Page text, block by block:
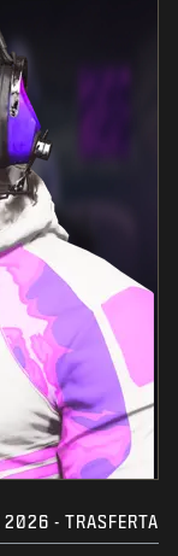
2026 - TRASFERTA